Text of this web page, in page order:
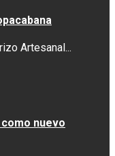
Artesanal...
nuevo